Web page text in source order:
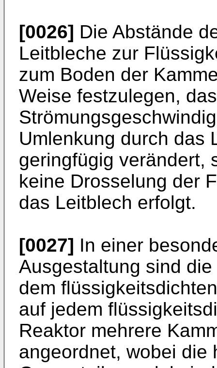
[0026] Die Abstände
Leitbleche zur
zum Boden der
Weise festzulegen,
Umlenkung durch das
geringfügig verändert,
keine Drosselung der
das Leitblech erfolgt.
[0027] In einer
Ausgestaltung sind
dem
auf jedem
Reaktor mehrere
angeordnet, wobei die